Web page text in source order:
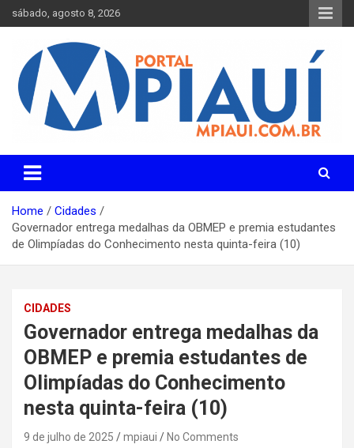
Skip
to
sábado, agosto 8, 2026
Portal MPiauí
Parnaíba
Home
Cidades
Governador entrega medalhas da OBMEP e premia estudantes
de Olimpíadas do Conhecimento nesta quinta-feira (10)
CIDADES
Governador entrega medalhas da
OBMEP e premia estudantes de
Olimpíadas do Conhecimento
nesta quinta-feira (10)
9 de julho de 2025 mpiaui No Comments